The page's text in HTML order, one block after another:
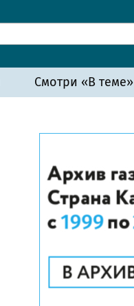
Смотри «В теме»